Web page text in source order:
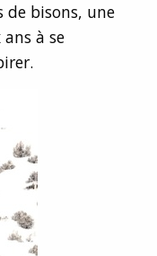
de bisons, une
à se